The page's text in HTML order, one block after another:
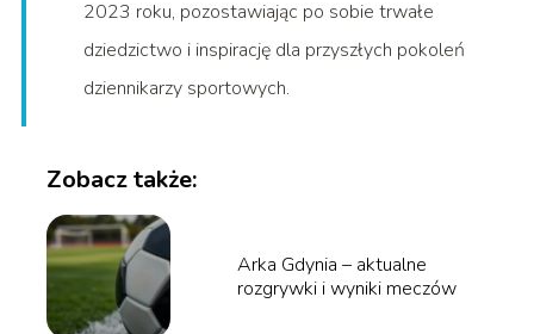
2023 roku, pozostawiając po sobie trwałe
dziedzictwo i inspirację dla przyszłych pokoleń
dziennikarzy sportowych.
Zobacz także:
Arka Gdynia – aktualne
rozgrywki i wyniki meczów